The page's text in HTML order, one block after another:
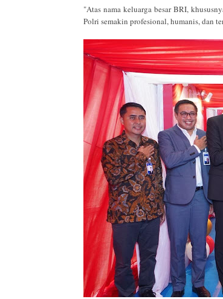
"Atas nama keluarga besar BRI,
Polri semakin profesional, humanis, dan